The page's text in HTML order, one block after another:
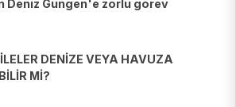
Deniz Güngen'e zorlu görev
DENİZE VEYA HAVUZA
Mİ?